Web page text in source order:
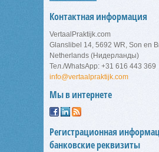
Контактная информация
VertaalPraktijk.com
Glanslibel 14, 5692 WR, Son en
Netherlands (Нидерланды)
Тел./WhatsApp: +31 616 443 369
info@vertaalpraktijk.com
Мы в интернете
Регистрационная
банковские реквизиты